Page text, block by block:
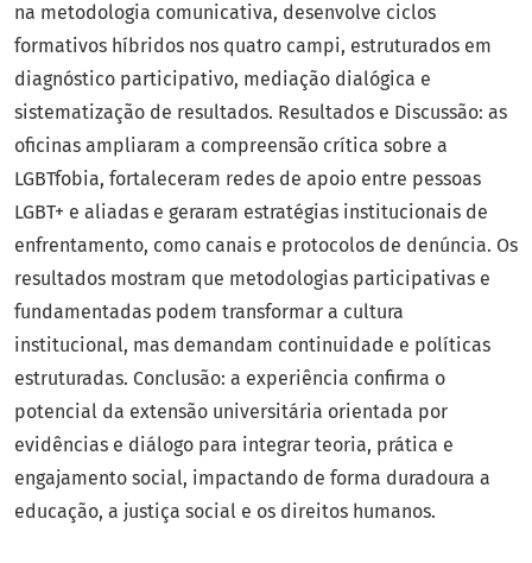
na metodologia comunicativa, desenvolve ciclos
formativos híbridos nos quatro campi, estruturados em
diagnóstico participativo, mediação dialógica e
sistematização de resultados. Resultados e Discussão: as
oficinas ampliaram a compreensão crítica sobre a
LGBTfobia, fortaleceram redes de apoio entre pessoas
LGBT+ e aliadas e geraram estratégias institucionais de
enfrentamento, como canais e protocolos de denúncia. Os
resultados mostram que metodologias participativas e
fundamentadas podem transformar a cultura
institucional, mas demandam continuidade e políticas
estruturadas. Conclusão: a experiência confirma o
potencial da extensão universitária orientada por
evidências e diálogo para integrar teoria, prática e
engajamento social, impactando de forma duradoura a
educação, a justiça social e os direitos humanos.